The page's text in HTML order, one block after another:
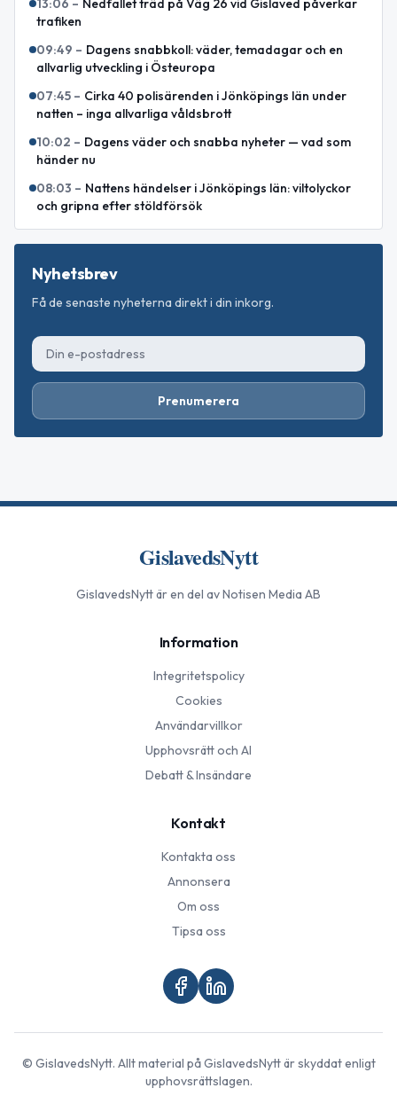
13:06 – Nedfallet träd på Väg 26 vid Gislaved påverkar
trafiken
09:49 – Dagens snabbkoll: väder, temadagar och en
allvarlig utveckling i Östeuropa
07:45 – Cirka 40 polisärenden i Jönköpings län under
natten – inga allvarliga våldsbrott
10:02 – Dagens väder och snabba nyheter — vad som
händer nu
08:03 – Nattens händelser i Jönköpings län: viltolyckor
och gripna efter stöldförsök
Nyhetsbrev
Få de senaste nyheterna direkt i din inkorg.
Prenumerera
GislavedsNytt
GislavedsNyttär en del av Notisen Media AB
Information
Integritetspolicy
Cookies
Användarvillkor
Upphovsrätt och AI
Debatt & Insändare
Kontakt
Kontakta oss
Annonsera
Om oss
Tipsa oss
© GislavedsNytt. Allt material påGislavedsNyttär skyddat enligt
upphovsrättslagen.